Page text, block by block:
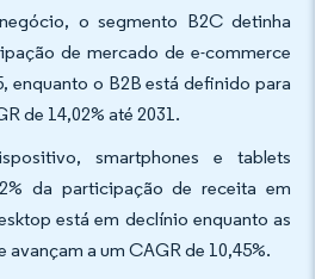
o segmento B2C detinha
de mercado de e-commerce
enquanto o B2B está definido para
de 14,02% até 2031.
smartphones e tablets
da participação de receita em
está em declínio enquanto as
avançam a um CAGR de 10,45%.